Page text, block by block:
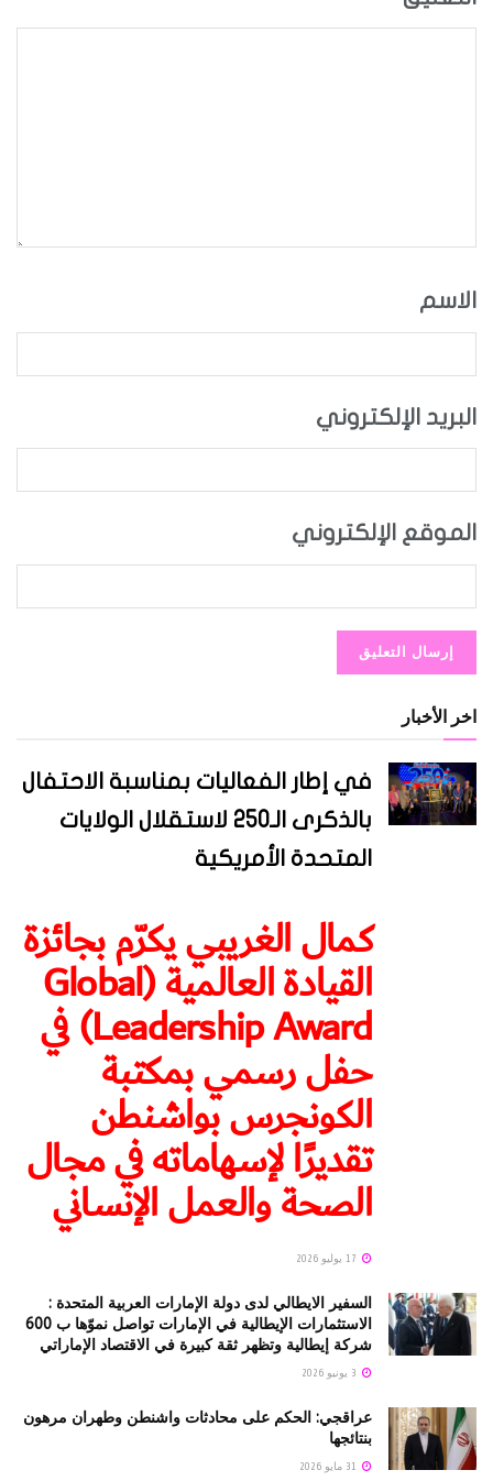
الاسم
البريد الإلكتروني
الموقع الإلكتروني
اخر الأخبار
في إطار الفعاليات بمناسبة الاحتفال
بالذكرى الـ250 لاستقلال الولايات
المتحدة الأمريكية
كمال الغريبي يكرّم بجائزة
القيادة العالمية (Global
Leadership Award) في
حفل رسمي بمكتبة
الكونجرس بواشنطن
تقديرًا لإسهاماته في مجال
الصحة والعمل الإنساني
السفير الايطالي لدى دولة الإمارات العربية المتحدة :
الاستثمارات الإيطالية في الإمارات تواصل نموّها ب 600
شركة إيطالية وتظهر ثقة كبيرة في الاقتصاد الإماراتي
عراقجي: الحكم على محادثات واشنطن وطهران مرهون
بنتائجها